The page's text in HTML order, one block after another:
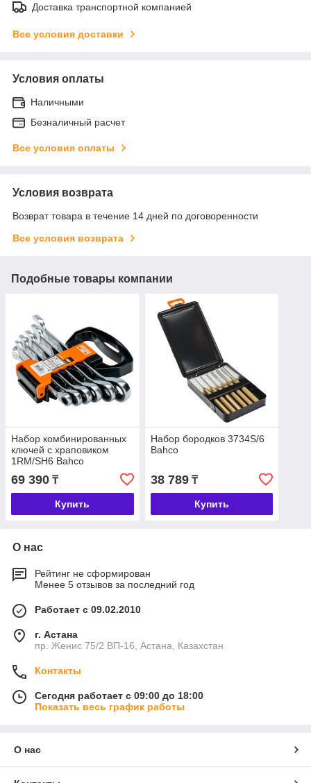
Доставка транспортной компанией
Все условия доставки
Условия оплаты
Наличными
Безналичный расчет
Все условия оплаты
Условия возврата
Возврат товара в течение 14 дней по договоренности
Все условия возврата
Подобные товары компании
Набор комбинированных
ключей с храповиком
1RM/SH6 Bahco
69 390 ₸
Купить
Набор бородков 3734S/6
Bahco
38 789₸
Купить
О нас
Рейтинг не сформирован
Менее 5 отзывов за последний год
Работает с 09.02.2010
г. Астана
пр. Женис 75/2 ВП-16, Астана, Казахстан
Контакты
Сегодня работает с 09:00 до 18:00
Показать весь график работы
О нас